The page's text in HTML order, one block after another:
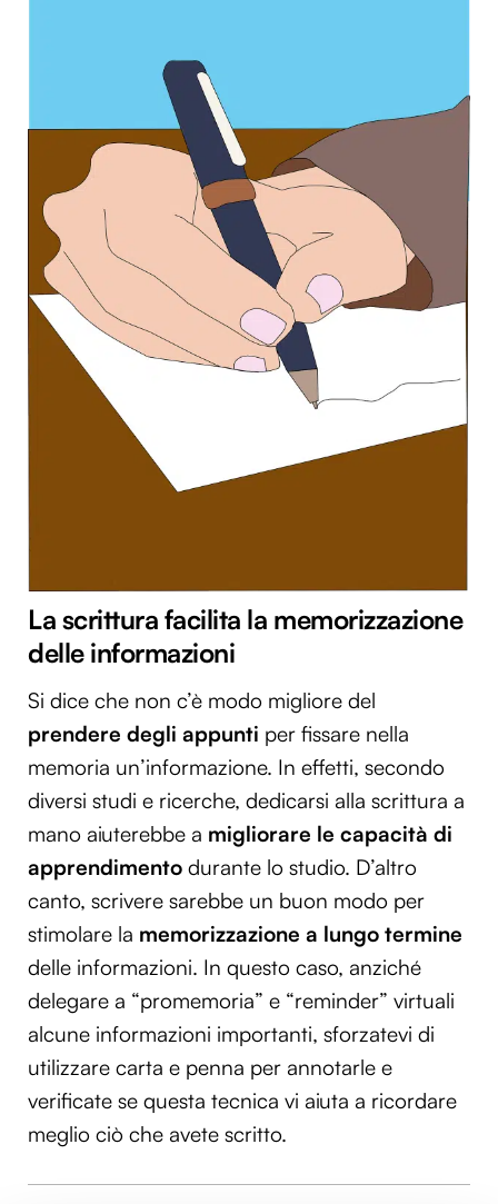
La scrittura facilita la memorizzazione
delle informazioni
Si dice che non c’è modo migliore del
prendere degli appunti per fissare nella
memoria un’informazione. In effetti, secondo
diversi studi e ricerche, dedicarsi alla scrittura a
mano aiuterebbe a migliorare le capacità di
apprendimento durante lo studio. D’altro
canto, scrivere sarebbe un buon modo per
stimolare la memorizzazione a lungo termine
delle informazioni. In questo caso, anziché
delegare a “promemoria” e “reminder” virtuali
alcune informazioni importanti, sforzatevi di
utilizzare carta e penna per annotarle e
verificate se questa tecnica vi aiuta a ricordare
meglio ciò che avete scritto.